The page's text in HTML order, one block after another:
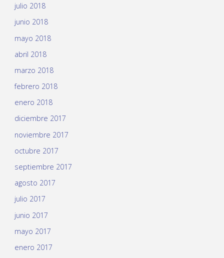
julio 2018
junio 2018
mayo 2018
abril 2018
marzo 2018
febrero 2018
enero 2018
diciembre 2017
noviembre 2017
octubre 2017
septiembre 2017
agosto 2017
julio 2017
junio 2017
mayo 2017
enero 2017